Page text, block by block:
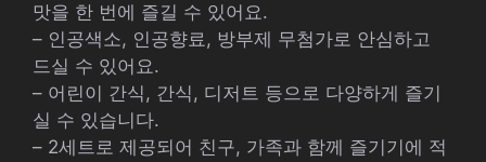
맛을 한 번에 즐길 수 있어요.
– 인공색소, 인공향료, 방부제 무첨가로 안심하고
드실 수 있어요.
– 어린이 간식, 간식, 디저트 등으로 다양하게 즐기
실 수 있습니다.
– 2세트로 제공되어 친구, 가족과 함께 즐기기에 적